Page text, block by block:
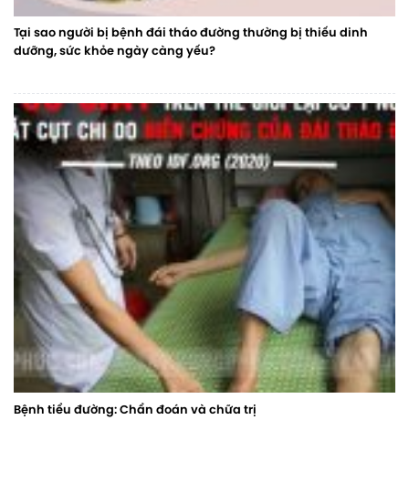
Tại sao người bị bệnh đái tháo đường thường bị thiếu dinh
dưỡng, sức khỏe ngày càng yếu?
Bệnh tiểu đường: Chẩn đoán và chữa trị